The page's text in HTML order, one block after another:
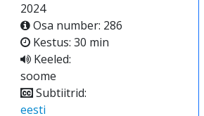
2024
Osa number: 286
Kestus: 30 min
Keeled:
soome
Subtiitrid:
eesti